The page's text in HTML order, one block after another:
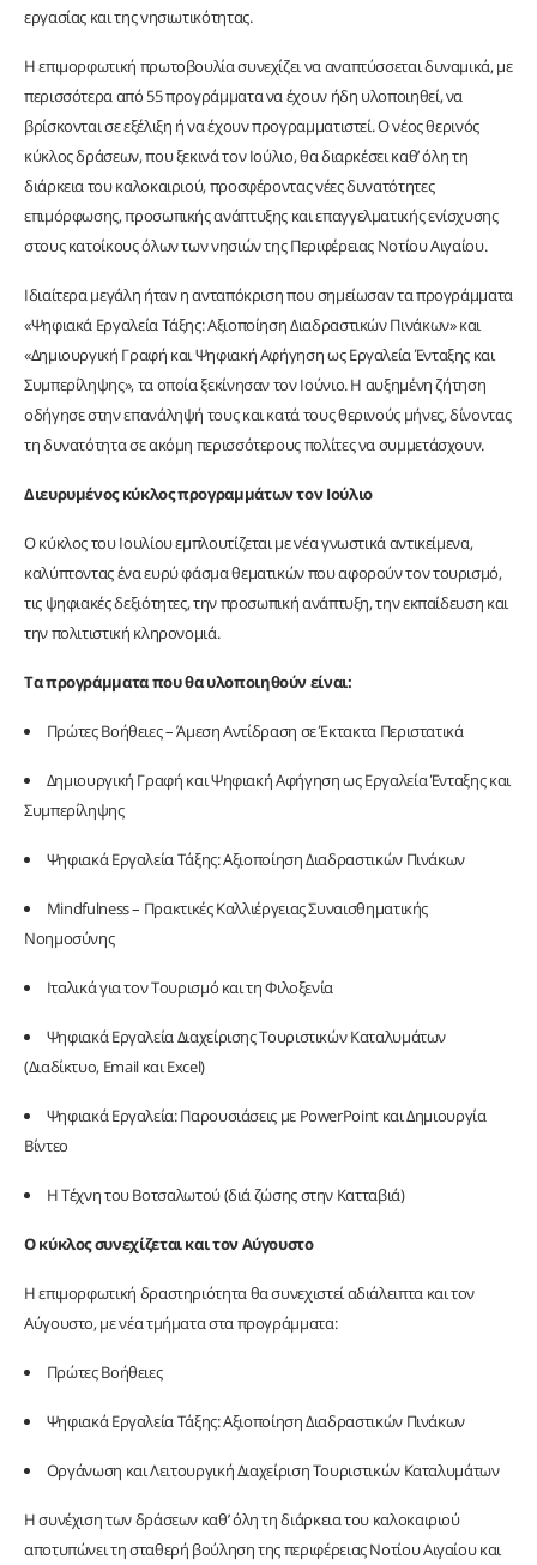
εργασίας και της νησιωτικότητας.
Η επιμορφωτική πρωτοβουλία συνεχίζει να αναπτύσσεται δυναμικά, με
περισσότερα από 55 προγράμματα να έχουν ήδη υλοποιηθεί, να
βρίσκονται σε εξέλιξη ή να έχουν προγραμματιστεί. Ο νέος θερινός
κύκλος δράσεων, που ξεκινά τον Ιούλιο, θα διαρκέσει καθ’ όλη τη
διάρκεια του καλοκαιριού, προσφέροντας νέες δυνατότητες
επιμόρφωσης, προσωπικής ανάπτυξης και επαγγελματικής ενίσχυσης
στους κατοίκους όλων των νησιών της Περιφέρειας Νοτίου Αιγαίου.
Ιδιαίτερα μεγάλη ήταν η ανταπόκριση που σημείωσαν τα προγράμματα
«Ψηφιακά Εργαλεία Τάξης: Αξιοποίηση Διαδραστικών Πινάκων» και
«Δημιουργική Γραφή και Ψηφιακή Αφήγηση ως Εργαλεία Ένταξης και
Συμπερίληψης», τα οποία ξεκίνησαν τον Ιούνιο. Η αυξημένη ζήτηση
οδήγησε στην επανάληψή τους και κατά τους θερινούς μήνες, δίνοντας
τη δυνατότητα σε ακόμη περισσότερους πολίτες να συμμετάσχουν.
Διευρυμένος κύκλος προγραμμάτων τον Ιούλιο
Ο κύκλος του Ιουλίου εμπλουτίζεται με νέα γνωστικά αντικείμενα,
καλύπτοντας ένα ευρύ φάσμα θεματικών που αφορούν τον τουρισμό,
τις ψηφιακές δεξιότητες, την προσωπική ανάπτυξη, την εκπαίδευση και
την πολιτιστική κληρονομιά.
Τα προγράμματα που θα υλοποιηθούν είναι:
Πρώτες Βοήθειες – Άμεση Αντίδραση σε Έκτακτα Περιστατικά
Δημιουργική Γραφή και Ψηφιακή Αφήγηση ως Εργαλεία Ένταξης και
Συμπερίληψης
Ψηφιακά Εργαλεία Τάξης: Αξιοποίηση Διαδραστικών Πινάκων
Mindfulness – Πρακτικές Καλλιέργειας Συναισθηματικής
Νοημοσύνης
Ιταλικά για τον Τουρισμό και τη Φιλοξενία
Ψηφιακά Εργαλεία Διαχείρισης Τουριστικών Καταλυμάτων
(Διαδίκτυο, Email και Excel)
Ψηφιακά Εργαλεία: Παρουσιάσεις με PowerPoint και Δημιουργία
Βίντεο
Η Τέχνη του Βοτσαλωτού (διά ζώσης στην Κατταβιά)
Ο κύκλος συνεχίζεται και τον Αύγουστο
Η επιμορφωτική δραστηριότητα θα συνεχιστεί αδιάλειπτα και τον
Αύγουστο, με νέα τμήματα στα προγράμματα:
Πρώτες Βοήθειες
Ψηφιακά Εργαλεία Τάξης: Αξιοποίηση Διαδραστικών Πινάκων
Οργάνωση και Λειτουργική Διαχείριση Τουριστικών Καταλυμάτων
Η συνέχιση των δράσεων καθ’ όλη τη διάρκεια του καλοκαιριού
αποτυπώνει τη σταθερή βούληση της περιφέρειας Νοτίου Αιγαίου και